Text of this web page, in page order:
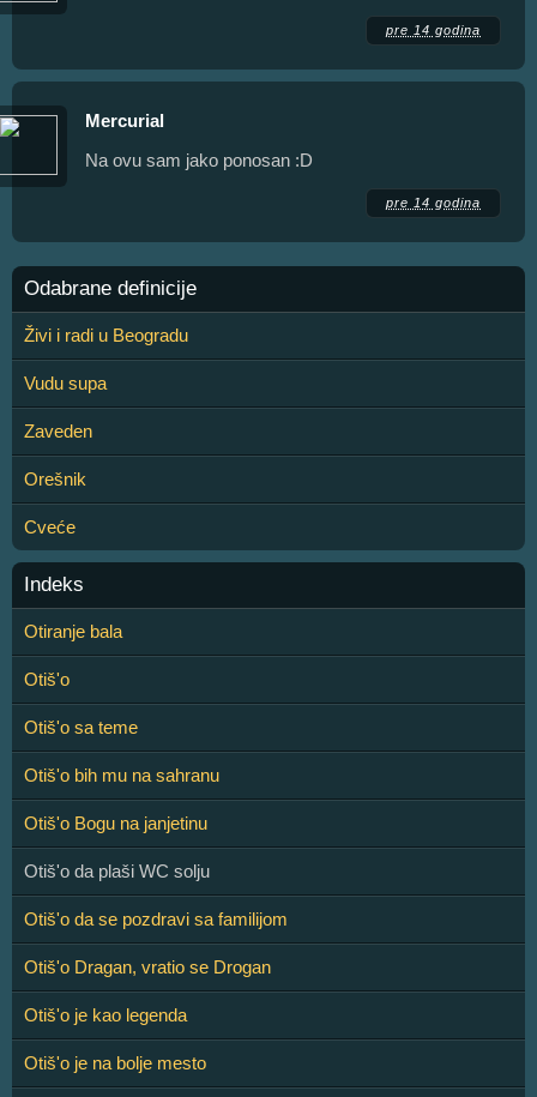
pre 14 godina
Mercurial
Na ovu sam jako ponosan :D
pre 14 godina
Odabrane definicije
Živi i radi u Beogradu
Vudu supa
Zaveden
Orešnik
Cveće
Indeks
Otiranje bala
Otiš'o
Otiš'o sa teme
Otiš'o bih mu na sahranu
Otiš'o Bogu na janjetinu
Otiš'o da plaši WC solju
Otiš'o da se pozdravi sa familijom
Otiš'o Dragan, vratio se Drogan
Otiš'o je kao legenda
Otiš'o je na bolje mesto